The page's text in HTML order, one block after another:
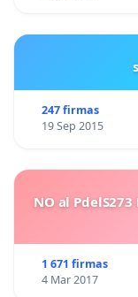
247 firmas
19 Sep 2015
NO al
1 671 firmas
4 Mar 2017